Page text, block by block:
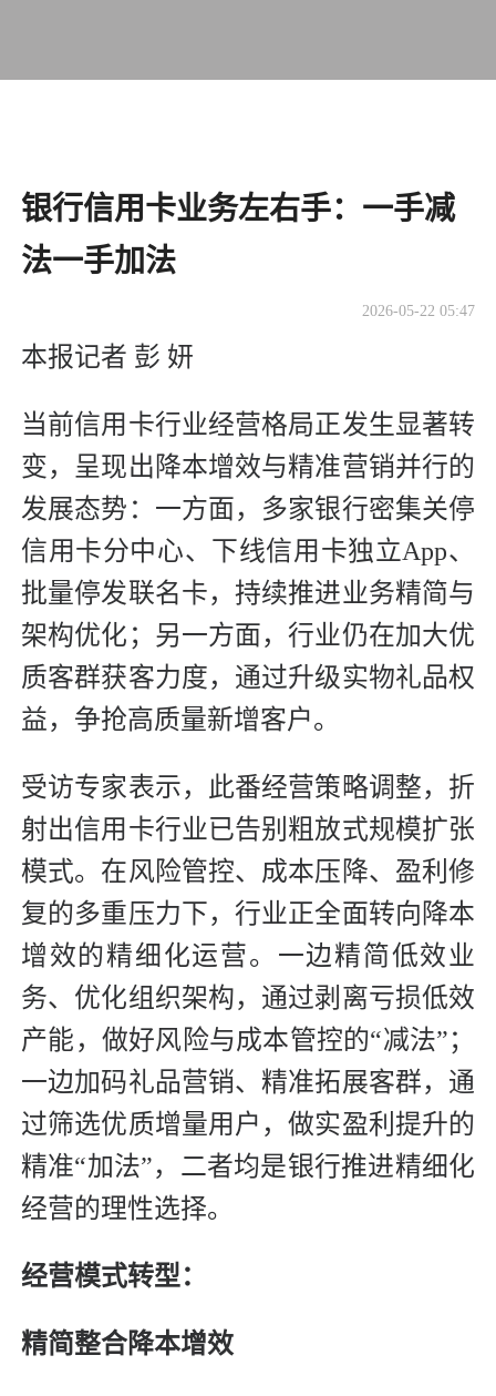
银行信用卡业务左右手：一手减
法一手加法
2026-05-22 05:47
本报记者 彭 妍
当前信用卡行业经营格局正发生显著转
变，呈现出降本增效与精准营销并行的
发展态势：一方面，多家银行密集关停
信用卡分中心、下线信用卡独立App、
批量停发联名卡，持续推进业务精简与
架构优化；另一方面，行业仍在加大优
质客群获客力度，通过升级实物礼品权
益，争抢高质量新增客户。
受访专家表示，此番经营策略调整，折
射出信用卡行业已告别粗放式规模扩张
模式。在风险管控、成本压降、盈利修
复的多重压力下，行业正全面转向降本
增效的精细化运营。一边精简低效业
务、优化组织架构，通过剥离亏损低效
产能，做好风险与成本管控的“减法”；
一边加码礼品营销、精准拓展客群，通
过筛选优质增量用户，做实盈利提升的
精准“加法”，二者均是银行推进精细化
经营的理性选择。
经营模式转型：
精简整合降本增效